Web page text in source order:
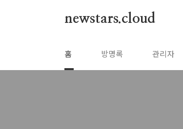
newstars.cloud
홈 방명록 관리자